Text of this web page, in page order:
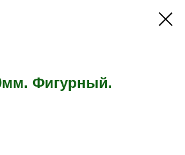
Фигурный.